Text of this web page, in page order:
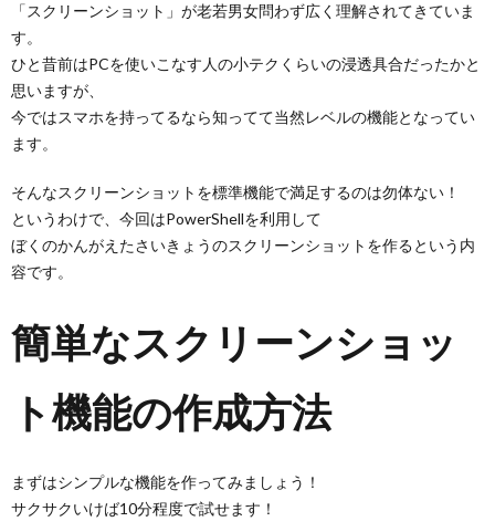
「スクリーンショット」が老若男女問わず広く理解されてきていま
す。
ひと昔前はPCを使いこなす人の小テクくらいの浸透具合だったかと
思いますが、
今ではスマホを持ってるなら知ってて当然レベルの機能となってい
ます。
そんなスクリーンショットを標準機能で満足するのは勿体ない！
というわけで、今回はPowerShellを利用して
ぼくのかんがえたさいきょうのスクリーンショットを作るという内
容です。
簡単なスクリーンショッ
ト機能の作成方法
まずはシンプルな機能を作ってみましょう！
サクサクいけば10分程度で試せます！